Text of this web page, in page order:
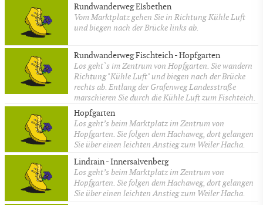
Rundwanderweg Elsbethen
Vom Marktplatz gehen Sie in Richtung Kühle Luft
und biegen nach der Brücke links ab.
Rundwanderweg Fischteich - Hopfgarten
Los geht`s im Zentrum von Hopfgarten. Sie wandern
Richtung "Kühle Luft" und biegen nach der Brücke
rechts ab. Entlang der Grafenweg Landesstraße
marschieren Sie durch die Kühle Luft zum Fischteich.
Hopfgarten
Los geht’s beim Marktplatz im Zentrum von
Hopfgarten. Sie folgen dem Hachaweg, dort gelangen
Sie über einen leichten Anstieg zum Weiler Hacha.
Lindrain - Innersalvenberg
Los geht’s beim Marktplatz im Zentrum von
Hopfgarten. Sie folgen dem Hachaweg, dort gelangen
Sie über einen leichten Anstieg zum Weiler Hacha.